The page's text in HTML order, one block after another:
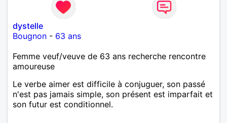
dystelle
Bougnon - 63 ans
Femme veuf/veuve de 63 ans recherche rencontre
amoureuse
Le verbe aimer est difficile à conjuguer, son passé
n'est pas jamais simple, son présent est imparfait et
son futur est conditionnel.